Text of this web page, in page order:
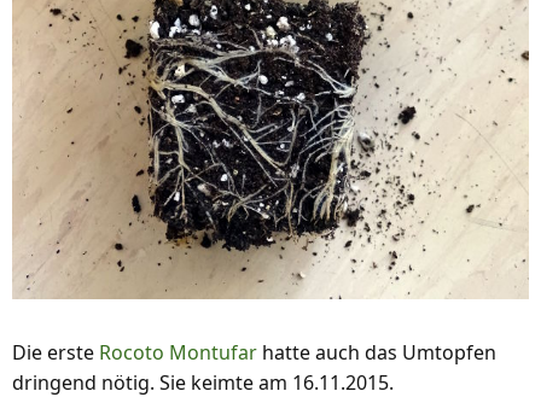
Die erste Rocoto Montufar hatte auch das Umtopfen
dringend nötig. Sie keimte am 16.11.2015.